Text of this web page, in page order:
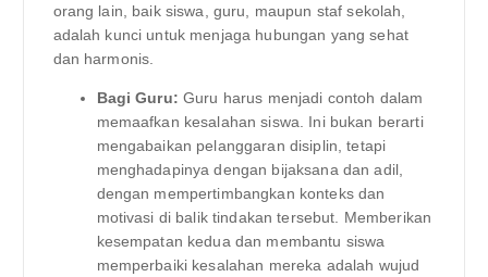
orang lain, baik siswa, guru, maupun staf sekolah,
adalah kunci untuk menjaga hubungan yang sehat
dan harmonis.
Bagi Guru: Guru harus menjadi contoh dalam
memaafkan kesalahan siswa. Ini bukan berarti
mengabaikan pelanggaran disiplin, tetapi
menghadapinya dengan bijaksana dan adil,
dengan mempertimbangkan konteks dan
motivasi di balik tindakan tersebut. Memberikan
kesempatan kedua dan membantu siswa
memperbaiki kesalahan mereka adalah wujud